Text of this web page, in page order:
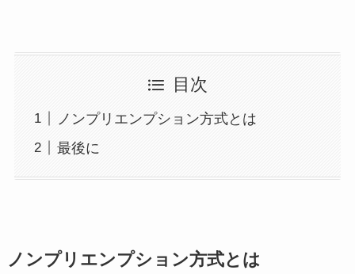
目次
ノンプリエンプション方式とは
最後に
ノンプリエンプション方式とは